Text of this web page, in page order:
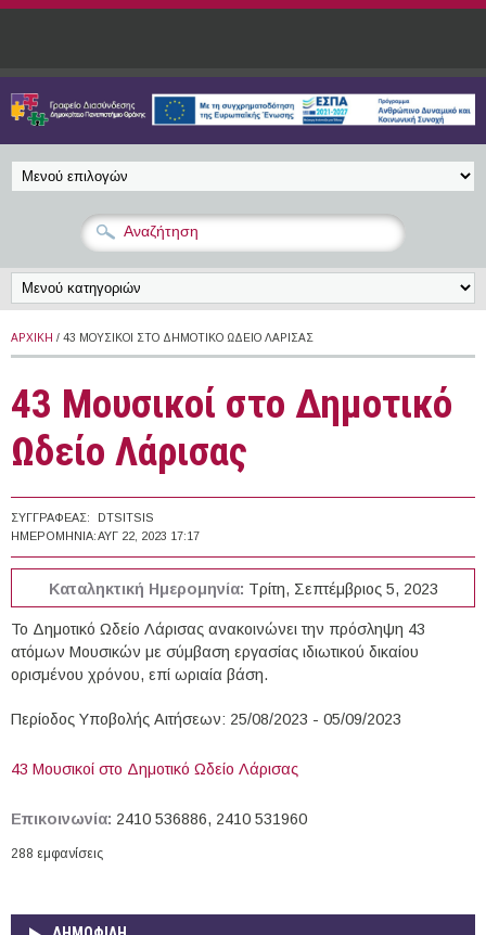
Παράκαμψη προς το κυρίως περιεχόμενο
ΑΡΧΙΚΉ / 43 ΜΟΥΣΙΚΟΊ ΣΤΟ ΔΗΜΟΤΙΚΌ ΩΔΕΊΟ ΛΆΡΙΣΑΣ
43 Μουσικοί στο Δημοτικό
Ωδείο Λάρισας
ΣΥΓΓΡΑΦΈΑΣ:
DTSITSIS
ΗΜΕΡΟΜΗΝΊΑ:ΑΥΓ 22, 2023 17:17
Καταληκτική Ημερομηνία: Τρίτη, Σεπτέμβριος 5, 2023
Το Δημοτικό Ωδείο Λάρισας ανακοινώνει την πρόσληψη 43
ατόμων Μουσικών με σύμβαση εργασίας ιδιωτικού δικαίου
ορισμένου χρόνου, επί ωριαία βάση.
Περίοδος Υποβολής Αιτήσεων: 25/08/2023 - 05/09/2023
43 Μουσικοί στο Δημοτικό Ωδείο Λάρισας
Επικοινωνία: 2410 536886, 2410 531960
288 εμφανίσεις